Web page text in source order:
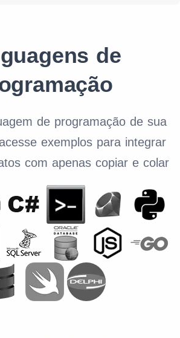
de
de programação de sua
exemplos para integrar
com apenas copiar e colar